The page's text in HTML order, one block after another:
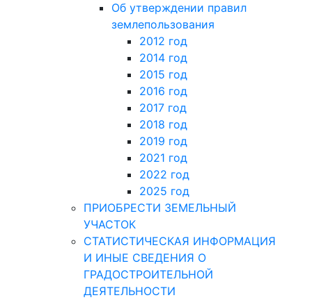
Об утверждении правил
землепользования
2012 год
2014 год
2015 год
2016 год
2017 год
2018 год
2019 год
2021 год
2022 год
2025 год
ПРИОБРЕСТИ ЗЕМЕЛЬНЫЙ
УЧАСТОК
СТАТИСТИЧЕСКАЯ ИНФОРМАЦИЯ
И ИНЫЕ СВЕДЕНИЯ О
ГРАДОСТРОИТЕЛЬНОЙ
ДЕЯТЕЛЬНОСТИ